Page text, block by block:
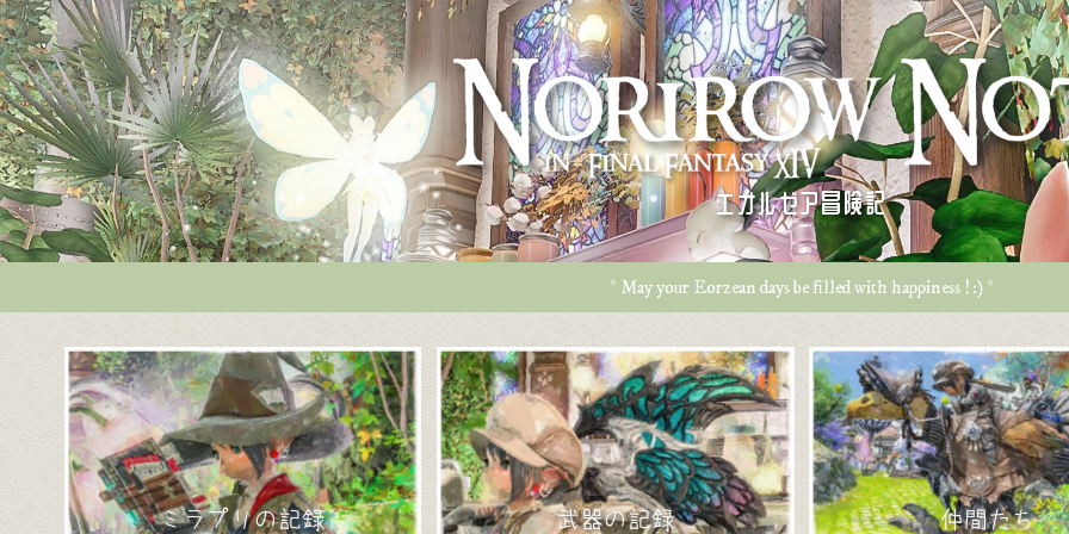
エオルゼア冒険記
* May your Eorzean days be filled with happiness ! :) *
ミラプリの記録 武器の記録 仲間たち